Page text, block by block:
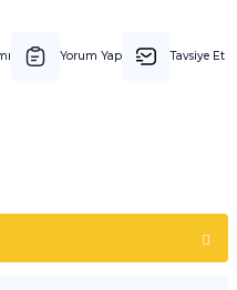
Yorum Yap Tavsiye Et